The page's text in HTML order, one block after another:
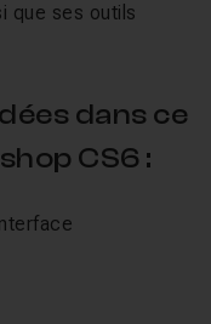
que ses outils
dans ce
CS6 :